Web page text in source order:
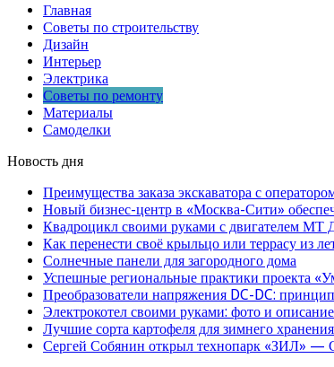
Главная
Советы по строительству
Дизайн
Интерьер
Электрика
Советы по ремонту
Материалы
Самоделки
Новость дня
Преимущества заказа экскаватора с
Новый бизнес-центр в «Москва-Сити»
Квадроцикл своими руками с двигателем МТ
Как перенести своё крыльцо или террасу из
Солнечные панели для загородного дома
Успешные региональные практики проекта
Преобразователи напряжения DC-DC:
Электрокотел своими руками: фото и
Лучшие сорта картофеля для зимнего хранения
Сергей Собянин открыл технопарк «ЗИЛ» —